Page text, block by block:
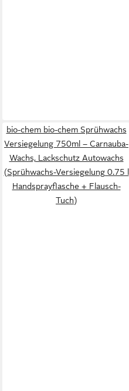
bio-chem bio-chem Sprühwachs
Versiegelung 750ml – Carnauba-
Wachs, Lackschutz Autowachs
(Sprühwachs-Versiegelung 0.75 l
Handsprayflasche + Flausch-
Tuch)